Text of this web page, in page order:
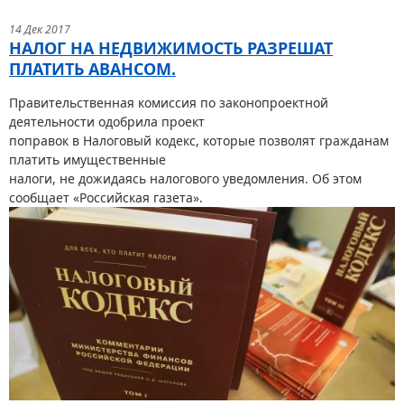
14 Дек 2017
НАЛОГ НА НЕДВИЖИМОСТЬ РАЗРЕШАТ
ПЛАТИТЬ АВАНСОМ.
Правительственная комиссия по законопроектной
деятельности одобрила проект
поправок в Налоговый кодекс, которые позволят гражданам
платить имущественные
налоги, не дожидаясь налогового уведомления. Об этом
сообщает «Российская газета».